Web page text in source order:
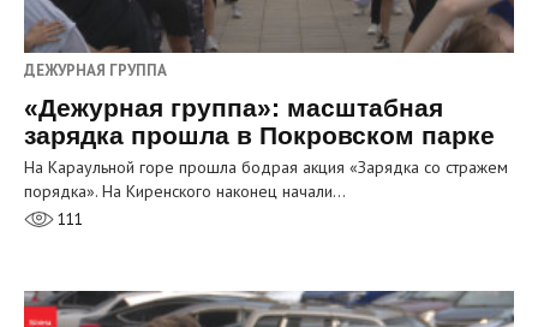
ДЕЖУРНАЯ ГРУППА
«Дежурная группа»: масштабная
зарядка прошла в Покровском парке
На Караульной горе прошла бодрая акция «Зарядка со стражем
порядка». На Киренского наконец начали…
111